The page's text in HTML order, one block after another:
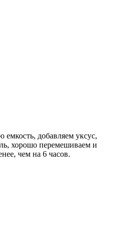
добавляем уксус,
хорошо перемешиваем и
чем на 6 часов.